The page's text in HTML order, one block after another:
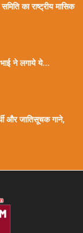
का राष्ट्रीय मासिक
भाई ने लगाये ये...
और जातिसूचक गाने,